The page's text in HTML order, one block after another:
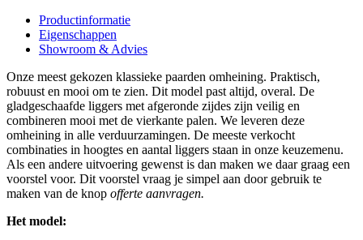
Productinformatie
Eigenschappen
Showroom & Advies
Onze meest gekozen klassieke paarden omheining. Praktisch,
robuust en mooi om te zien. Dit model past altijd, overal. De
gladgeschaafde liggers met afgeronde zijdes zijn veilig en
combineren mooi met de vierkante palen. We leveren deze
omheining in alle verduurzamingen. De meeste verkocht
combinaties in hoogtes en aantal liggers staan in onze keuzemenu.
Als een andere uitvoering gewenst is dan maken we daar graag een
voorstel voor. Dit voorstel vraag je simpel aan door gebruik te
maken van de knop offerte aanvragen.
Het model: